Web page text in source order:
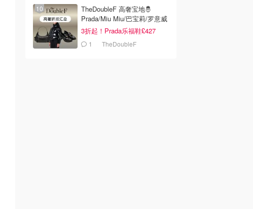
TheDoubleF 高奢宝地🤴
Prada/Miu Miu/巴宝莉/罗意威
3折起！Prada乐福鞋£427
1 TheDoubleF